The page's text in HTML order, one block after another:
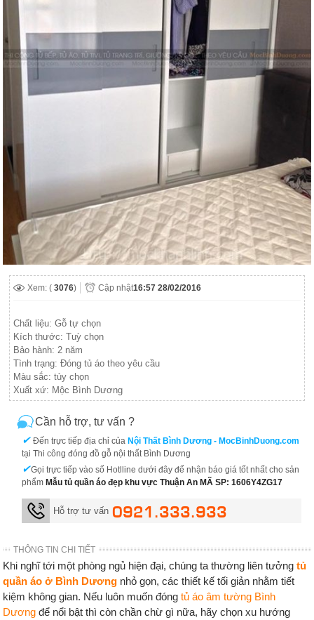
Xem: ( 3076) Cập nhật16:57 28/02/2016
Chất liệu: Gỗ tự chọn
Kích thước: Tuỳ chọn
Bảo hành: 2 năm
Tình trạng: Đóng tủ áo theo yêu cầu
Màu sắc: tùy chọn
Xuất xứ: Mộc Bình Dương
Cần hỗ trợ, tư vấn ?
✔Đến trực tiếp địa chỉ của Nội Thất Bình Dương - MocBinhDuong.com
tại Thi công đóng đồ gỗ nội thất Bình Dương
✔Gọi trực tiếp vào số Hotlline dưới đây để nhận báo giá tốt nhất cho sản
phẩm Mẫu tủ quần áo đẹp khu vực Thuận An MÃ SP: 1606Y4ZG17
Hỗ trợ tư vấn 0921.333.933
THÔNG TIN CHI TIẾT
Khi nghĩ tới một phòng ngủ hiện đại, chúng ta thường liên tưởngtủ
quần áo ở Bình Dương nhỏ gọn, các thiết kế tối giản nhằm tiết
kiệm không gian. Nếu luôn muốn đóngtủ áo âm tường Bình
Dương để nổi bật thì còn chần chừ gì nữa, hãy chọn xu hướng